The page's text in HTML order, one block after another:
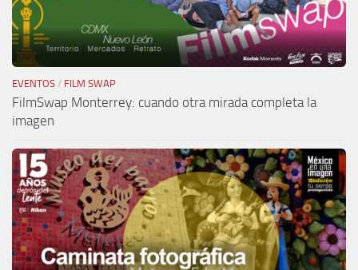
EVENTOS / FILM SWAP
FilmSwap Monterrey: cuando otra mirada completa la
imagen